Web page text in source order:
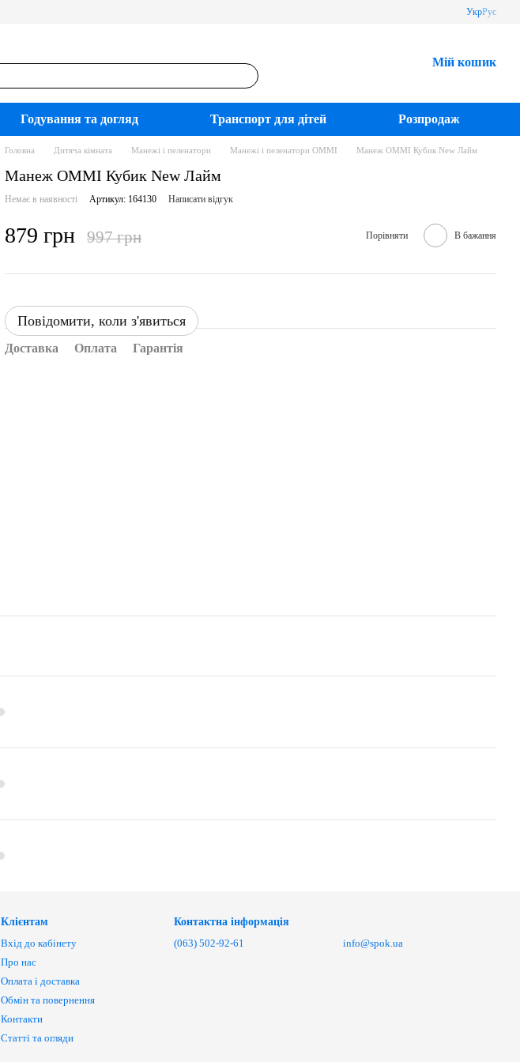
УкрРус
Мій кошик
Годування та догляд Транспорт для дітей Розпродаж
Головна Дитяча кімната Манежі і пеленатори Манежі і пеленатори OMMI Манеж OMMI Кубик New Лайм
Манеж OMMI Кубик New Лайм
Немає в наявності Артикул: 164130 Написати відгук
879 грн 997 грн Порівняти В бажання
Повідомити, коли з'явиться
Доставка Оплата Гарантія
Клієнтам
Вхід до кабінету
Про нас
Оплата і доставка
Обмін та повернення
Контакти
Статті та огляди
Контактна інформація
(063) 502-92-61
info@spok.ua